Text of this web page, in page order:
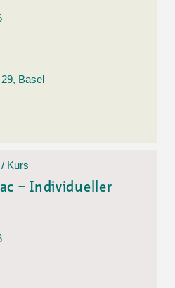
Basel
Kurs
– Individueller